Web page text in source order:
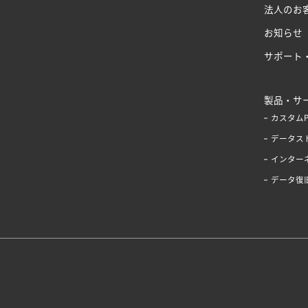
法人のお
お知らせ
サポート
製品・サ
カスタム
データス
インター
データ復